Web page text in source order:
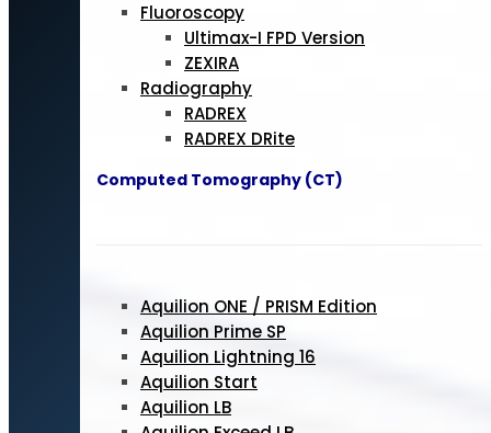
Fluoroscopy
Ultimax-I FPD Version
ZEXIRA
Radiography
RADREX
RADREX DRite
Computed Tomography (CT)
Aquilion ONE / PRISM Edition
Aquilion Prime SP
Aquilion Lightning 16
Aquilion Start
Aquilion LB